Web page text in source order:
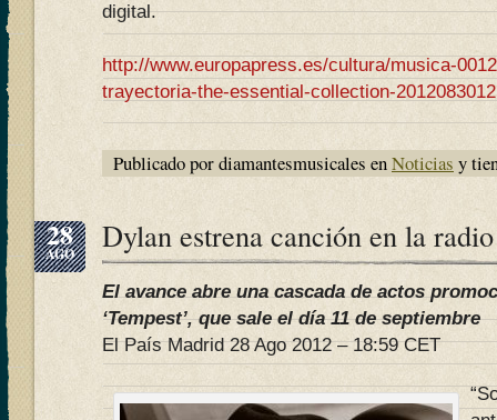
digital.
http://www.europapress.es/cultura/musica-
trayectoria-the-essential-collection-
Publicado por diamantesmusicales enNoticias y
28
AGO Dylan estrena canción en la
El avance abre una cascada de actos
‘Tempest’, que sale el día 11 de septiembre
El País Madrid 28 Ago 2012 – 18:59 CET